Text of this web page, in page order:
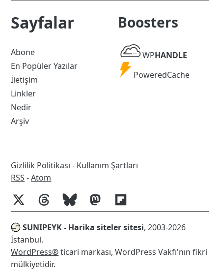
Sayfalar
Abone
En Popüler Yazılar
İletişim
Linkler
Nedir
Arşiv
Boosters
WP
Handle
WPHANDLE
Powered
PoweredCache
Gizlilik Politikası - Kullanım Şartları
RSS
RSS -Atom
SUNIPEYK - Harika siteler sitesi, 2003-2026
İstanbul.
WordPress®ticari markası, WordPress Vakfı'nın fikri
mülkiyetidir.